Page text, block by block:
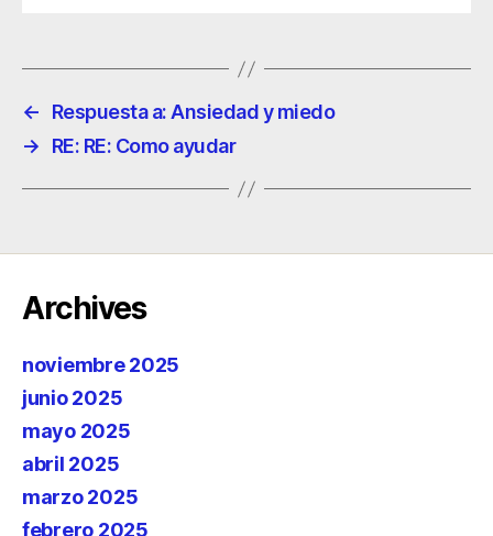
←
Respuesta a: Ansiedad y miedo
→
RE: RE: Como ayudar
Archives
noviembre 2025
junio 2025
mayo 2025
abril 2025
marzo 2025
febrero 2025